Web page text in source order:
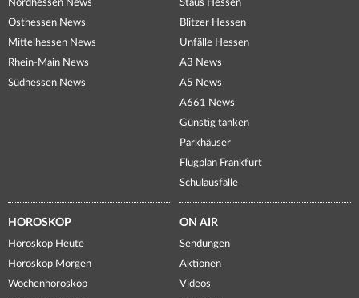
Nordhessen News
Osthessen News
Mittelhessen News
Rhein-Main News
Südhessen News
Staus Hessen
Blitzer Hessen
Unfälle Hessen
A3 News
A5 News
A661 News
Günstig tanken
Parkhäuser
Flugplan Frankfurt
Schulausfälle
HOROSKOP
Horoskop Heute
Horoskop Morgen
Wochenhoroskop
ON AIR
Sendungen
Aktionen
Videos